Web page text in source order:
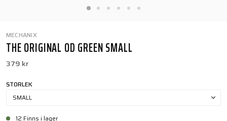
MECHANIX
THE ORIGINAL OD GREEN SMALL
379 kr
STORLEK
SMALL
12 Finns i lager